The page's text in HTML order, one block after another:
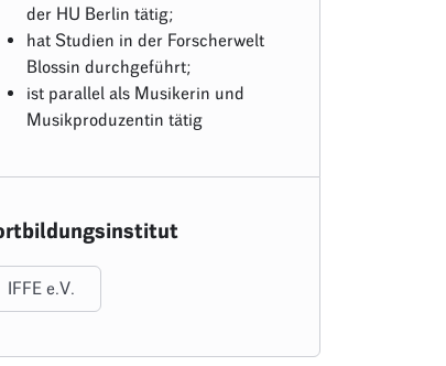
der HU Berlin tätig;
hat Studien in der Forscherwelt
Blossin durchgeführt;
ist parallel als Musikerin und
Musikproduzentin tätig
IFFE e.V.